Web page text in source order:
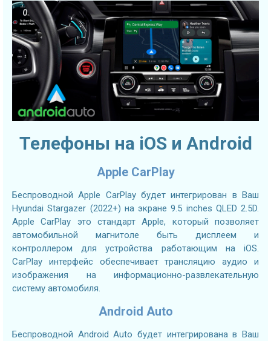
Телефоны на iOS и Android
Apple CarPlay
Беспроводной Apple CarPlay будет интегрирован в Ваш
Hyundai Stargazer (2022+) на экране 9.5 inches QLED 2.5D.
Apple CarPlay это стандарт Apple, который позволяет
автомобильной магнитоле быть дисплеем и
контроллером для устройства работающим на iOS.
CarPlay интерфейс обеспечивает трансляцию аудио и
изображения на информационно-развлекательную
систему автомобиля.
Android Auto
Беспроводной Android Auto будет интегрирована в Ваш